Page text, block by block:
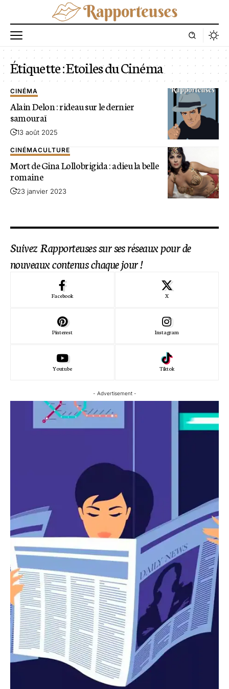
Étiquette :Etoiles du Cinéma
CINÉMA
Alain Delon : rideau sur le dernier
samouraï
13 août 2025
CINÉMACULTURE
Mort de Gina Lollobrigida : adieu la belle
romaine
23 janvier 2023
Suivez Rapporteuses sur ses réseaux pour de
nouveaux contenus chaque jour !
Facebook X
Pinterest Instagram
Youtube Tiktok
- Advertisement -